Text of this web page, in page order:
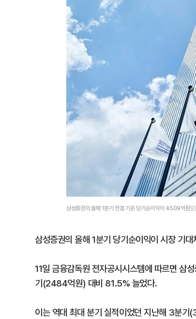
삼성증권의 올해 1분기 연결 기준 당기순이익이 4509억원
삼성증권의 올해 1분기 당기순이익이 시장 기
11일 금융감독원 전자공시시스템에 따르면 삼
기(2484억원) 대비 81.5% 늘었다.
이는 역대 최대 분기 실적이었던 지난해 3분